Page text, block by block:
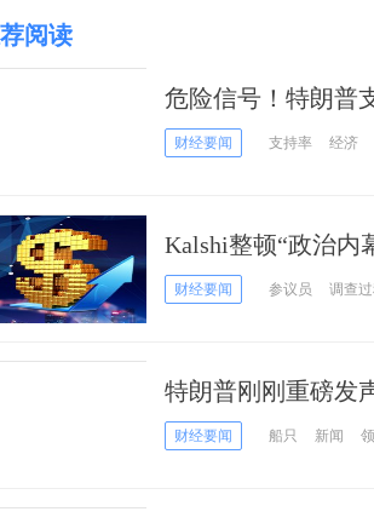
阅读
危险信号！特朗普
经济评价恶化，伊
财经要闻 支持率 经济
Kalshi整顿“政治内
停权五年
财经要闻 参议员 调查
特朗普刚刚重磅发
停火窗口期报道
财经要闻 船只 新闻